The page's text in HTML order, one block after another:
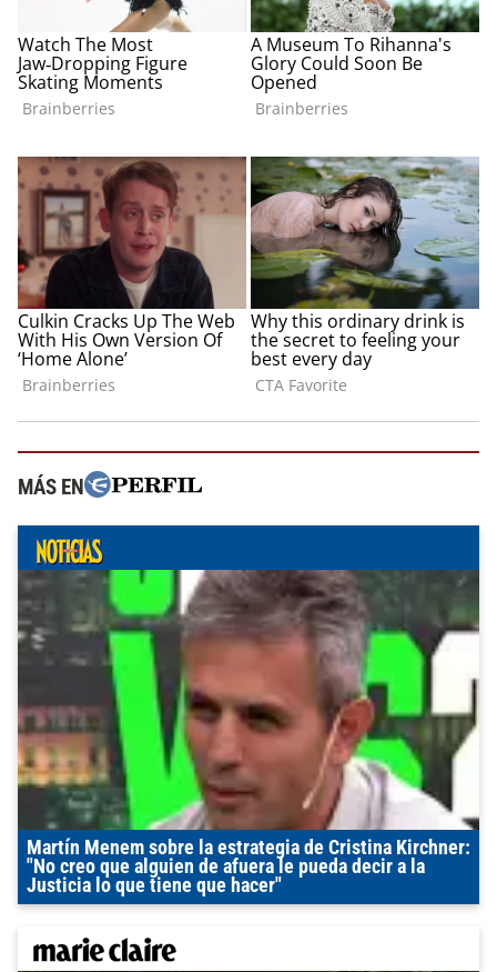
MÁS EN
Martín Menem sobre la estrategia de Cristina Kirchner:
"No creo que alguien de afuera le pueda decir a la
Justicia lo que tiene que hacer"